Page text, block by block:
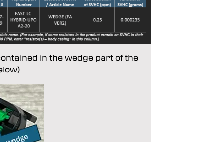
in the wedge part of the